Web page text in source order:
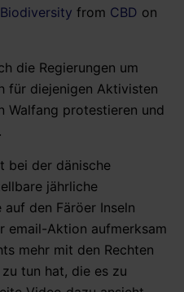
from CBD on
die Regierungen um
für diejenigen Aktivisten
Walfang protestieren und
bei der dänische
jährliche
den Färöer Inseln
email-Aktion aufmerksam
mehr mit den Rechten
tun hat, die es zu